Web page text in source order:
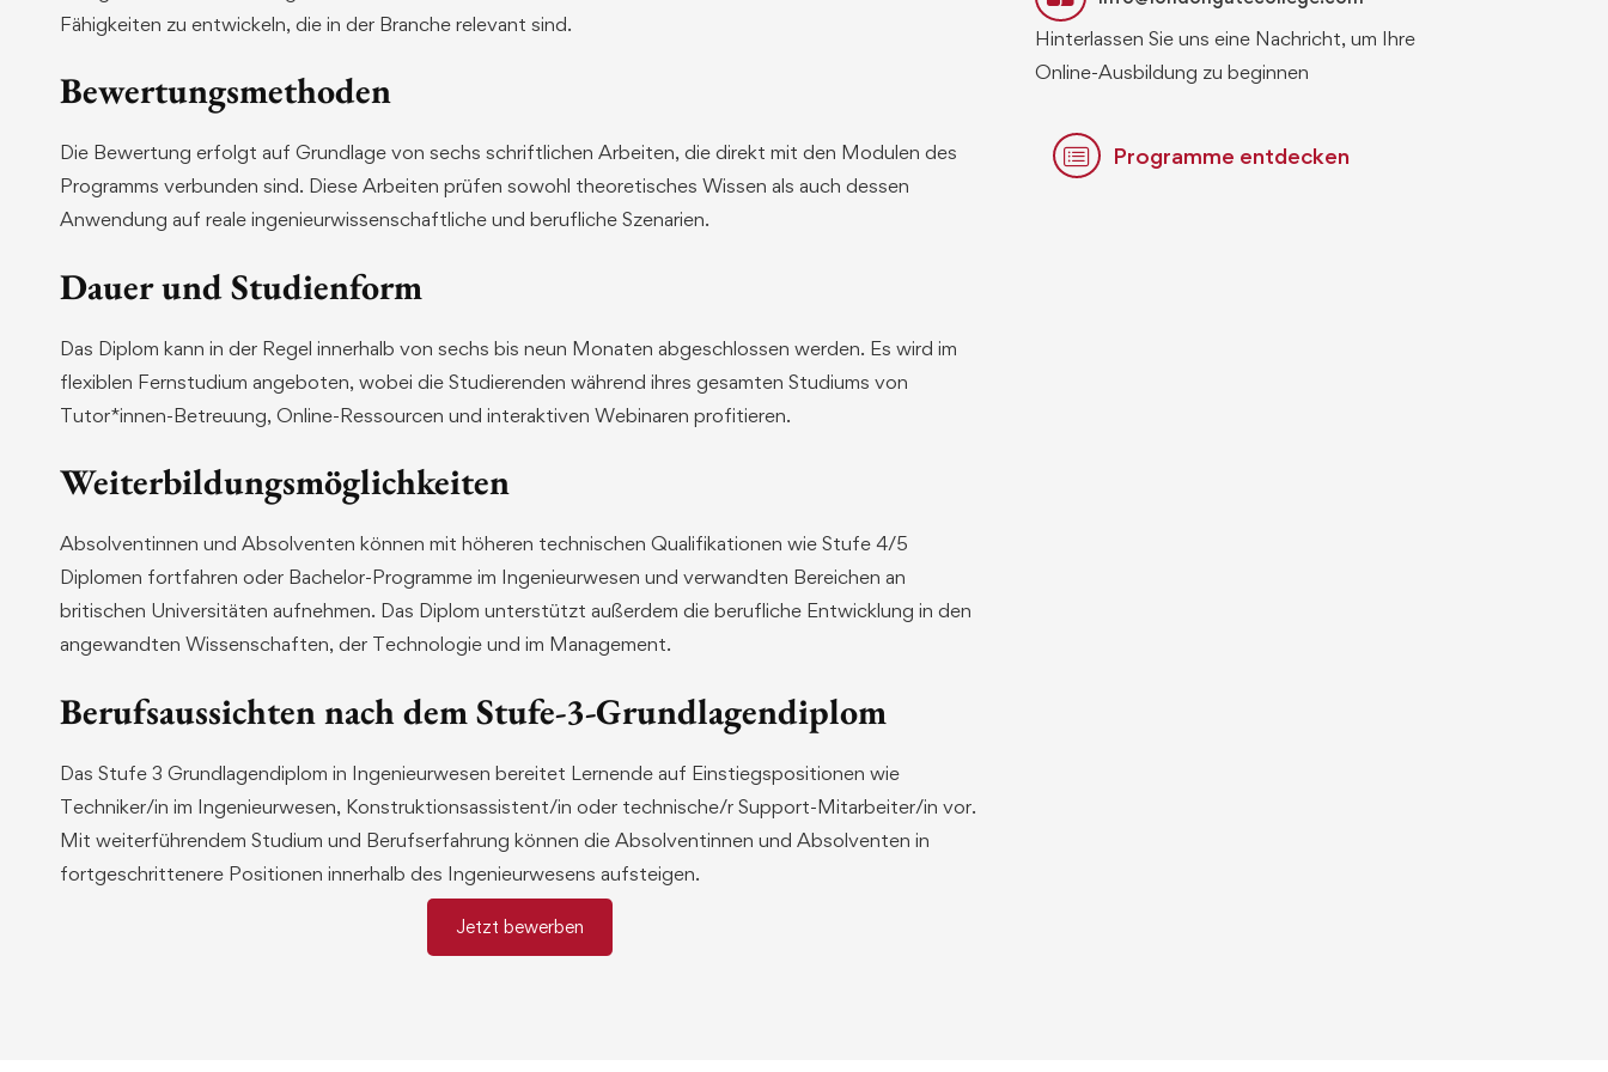
Fähigkeiten zu entwickeln, die in der Branche relevant sind.
Bewertungsmethoden
Die Bewertung erfolgt auf Grundlage von sechs schriftlichen Arbeiten, die direkt mit den Modulen des
Programms verbunden sind. Diese Arbeiten prüfen sowohl theoretisches Wissen als auch dessen
Anwendung auf reale ingenieurwissenschaftliche und berufliche Szenarien.
Dauer und Studienform
Das Diplom kann in der Regel innerhalb von sechs bis neun Monaten abgeschlossen werden. Es wird im
flexiblen Fernstudium angeboten, wobei die Studierenden während ihres gesamten Studiums von
Tutor*innen-Betreuung, Online-Ressourcen und interaktiven Webinaren profitieren.
Weiterbildungsmöglichkeiten
Absolventinnen und Absolventen können mit höheren technischen Qualifikationen wie Stufe 4/5
Diplomen fortfahren oder Bachelor-Programme im Ingenieurwesen und verwandten Bereichen an
britischen Universitäten aufnehmen. Das Diplom unterstützt außerdem die berufliche Entwicklung in den
angewandten Wissenschaften, der Technologie und im Management.
Berufsaussichten nach dem Stufe-3-Grundlagendiplom
Das Stufe 3 Grundlagendiplom in Ingenieurwesen bereitet Lernende auf Einstiegspositionen wie
Techniker/in im Ingenieurwesen, Konstruktionsassistent/in oder technische/r Support-Mitarbeiter/in vor.
Mit weiterführendem Studium und Berufserfahrung können die Absolventinnen und Absolventen in
fortgeschrittenere Positionen innerhalb des Ingenieurwesens aufsteigen.
Jetzt bewerben
Hinterlassen Sie uns eine Nachricht, um Ihre
Online-Ausbildung zu beginnen
Programme entdecken